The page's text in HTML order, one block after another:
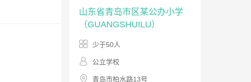
山东省青岛市区某公办小学
（GUANGSHUILU）
少于50人
公立学校
青岛市柏水路13号